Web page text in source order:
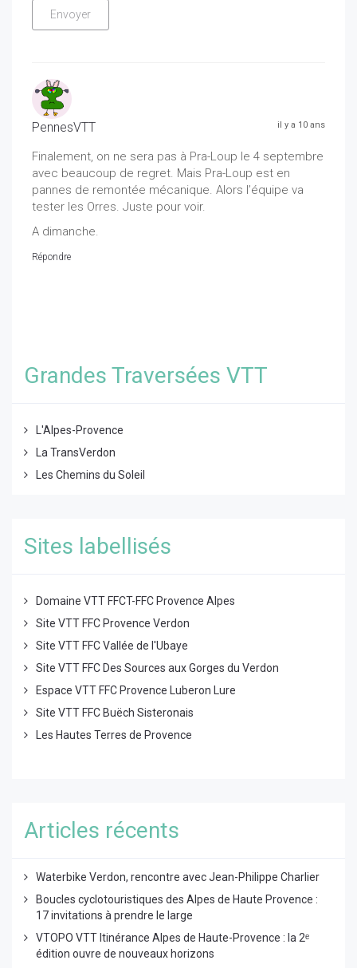
PennesVTT il y a 10 ans
Finalement, on ne sera pas à Pra-Loup le 4 septembre
avec beaucoup de regret. Mais Pra-Loup est en
pannes de remontée mécanique. Alors l’équipe va
tester les Orres. Juste pour voir.
A dimanche.
Répondre
Grandes Traversées VTT
L'Alpes-Provence
La TransVerdon
Les Chemins du Soleil
Sites labellisés
Domaine VTT FFCT-FFC Provence Alpes
Site VTT FFC Provence Verdon
Site VTT FFC Vallée de l'Ubaye
Site VTT FFC Des Sources aux Gorges du Verdon
Espace VTT FFC Provence Luberon Lure
Site VTT FFC Buëch Sisteronais
Les Hautes Terres de Provence
Articles récents
Waterbike Verdon, rencontre avec Jean-Philippe Charlier
Boucles cyclotouristiques des Alpes de Haute Provence :
17 invitations à prendre le large
VTOPO VTT Itinérance Alpes de Haute-Provence : la 2ᵉ
édition ouvre de nouveaux horizons